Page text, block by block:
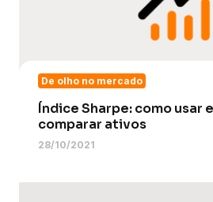
De olho no mercado
Índice Sharpe: como usar
comparar ativos
28/10/2021